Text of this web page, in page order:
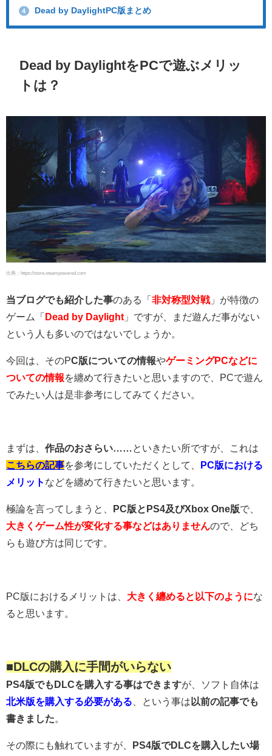
4 Dead by DaylightPC版まとめ
Dead by DaylightをPCで遊ぶメリッ
トは？
出典：https://store.steampowered.com
当ブログでも紹介した事のある「 非対称型対戦」が特徴の
ゲーム「 Dead by Daylight 」ですが、まだ遊んだ事がない
という人も多いのではないでしょうか。
今回は、そのPC版についての情報やゲーミングPCなどに
ついての情報を纏めて行きたいと思いますので、PCで遊ん
でみたい人は是非参考にしてみてください。
まずは、 作品のおさらい……
といきたい所ですが、これは
こちらの記事を参考にしていただくとして、
PC版における
メリット などを纏めて行きたいと思います。
極論を言ってしまうと、 PC版とPS4及びXbox One版で、
大きくゲーム性が変化する事などはありませんので、どち
らも遊び方は同じです。
PC版におけるメリットは、 大きく纏めると以下のようにな
ると思います。
■DLCの購入に手間がいらない
PS4版でもDLCを購入する事はできますが、ソフト自体は
北米版を購入する必要がある 、という事は 以前の記事でも
書きました
その際にも触れていますが、
PS4版でDLCを購入したい場